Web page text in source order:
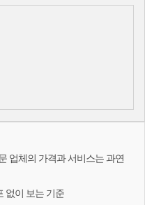
업체의 가격과 서비스는 과연
없이 보는 기준